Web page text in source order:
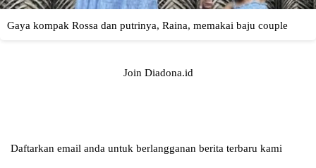
Join Diadona.id
Daftarkan email anda untuk berlangganan berita terbaru kami